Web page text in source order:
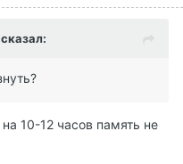
10-12 часов память не